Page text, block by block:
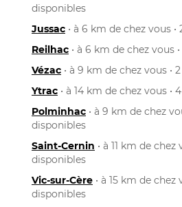
disponibles
Jussac • à 6 km de chez vous
Reilhac • à 6 km de chez vous
Vézac • à 9 km de chez vous
Ytrac • à 14 km de chez vous
Polminhac • à 9 km de chez
disponibles
Saint-Cernin • à 11 km de
disponibles
Vic-sur-Cère • à 15 km de
disponibles